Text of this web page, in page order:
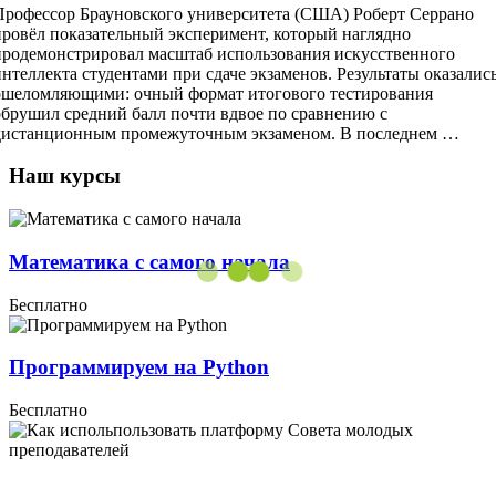
Брауновского университета (США) Роберт Серрано
показательный эксперимент, который наглядно
масштаб использования искусственного
студентами при сдаче экзаменов. Результаты
очный формат итогового тестирования
средний балл почти вдвое по сравнению с
промежуточным экзаменом. В последнем …
Наш курсы
Математика с самого начала
Бесплатно
Программируем на Python
Бесплатно